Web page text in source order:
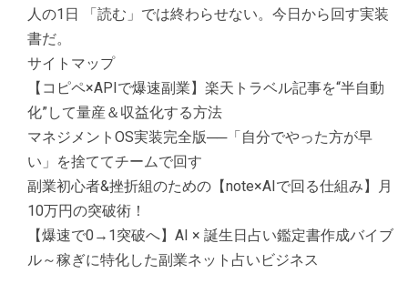
人の1日 「読む」では終わらせない。今日から回す実装
書だ。
サイトマップ
【コピペ×APIで爆速副業】楽天トラベル記事を“半自動
化”して量産＆収益化する方法
マネジメントOS実装完全版──「自分でやった方が早
い」を捨ててチームで回す
副業初心者&挫折組のための【note×AIで回る仕組み】月
10万円の突破術！
【爆速で0→1突破へ】AI × 誕生日占い鑑定書作成バイブ
ル～稼ぎに特化した副業ネット占いビジネス